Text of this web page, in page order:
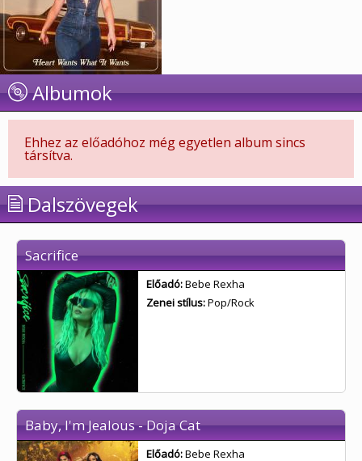
Albumok
Ehhez az előadóhoz még egyetlen album sincs
társítva.
Dalszövegek
Sacrifice
Előadó:Bebe Rexha
Zenei stílus:Pop/Rock
Baby, I'm Jealous - Doja Cat
Előadó:Bebe Rexha